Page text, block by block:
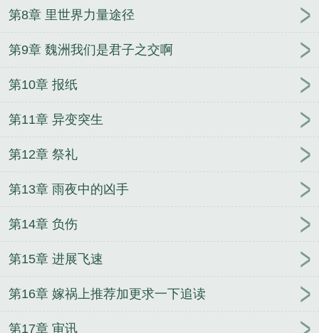
无弹窗
我真是普通家庭，要相信科学
第8章 里世界力量途径
第9章 魏洲我们是君子之交啊
第10章 报纸
第11章 异变突生
第12章 祭礼
第13章 雨夜中的凶手
第14章 负伤
第15章 进展飞速
第16章 嫁祸上推荐加更求一下追读
第17章 审讯